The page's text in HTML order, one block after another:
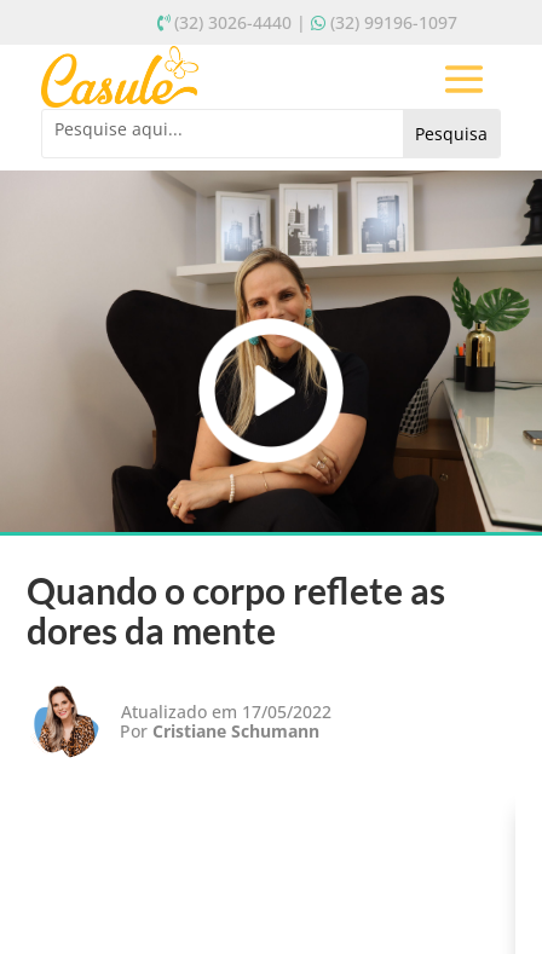
(32) 3026-4440 | (32) 99196-1097
Quando o corpo reflete as
dores da mente
Atualizado em 17/05/2022
Por Cristiane Schumann